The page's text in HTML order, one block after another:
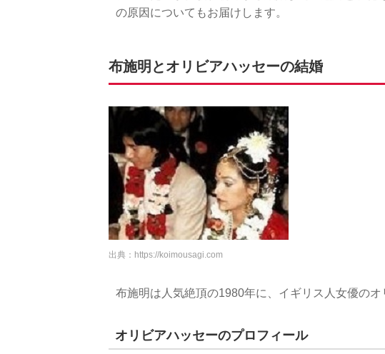
の原因についてもお届けします。
布施明とオリビアハッセーの結婚
出典： https://koimousagi.com
布施明は人気絶頂の1980年に、イギリス人女優の
オリビアハッセーのプロフィール